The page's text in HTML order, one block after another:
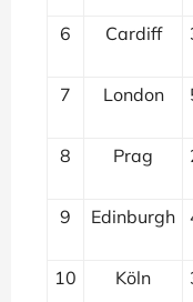
6 Cardiff
7 London
8 Prag
9 Edinburgh
10 Köln